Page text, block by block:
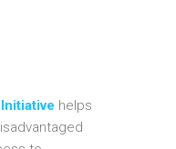
helps